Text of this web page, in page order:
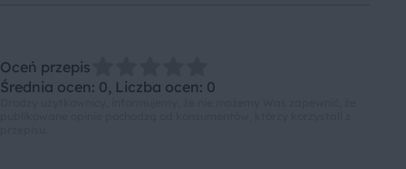
Oceń przepis
Średnia ocen: 0, Liczba ocen: 0